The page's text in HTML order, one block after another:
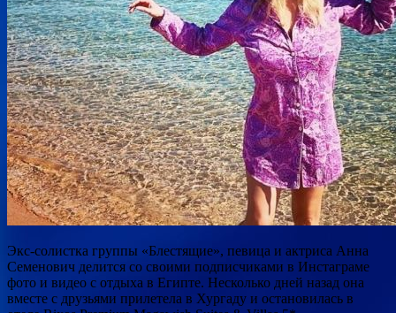
Экс-солистка группы «Блестящие», певица и актриса Анна
Семенович делится со своими подписчиками в Инстаграме
фото и видео с отдыха в Египте. Несколько дней назад она
вместе с друзьями прилетела в Хургаду и остановилась в